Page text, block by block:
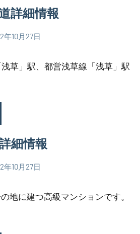
詳細情報
年10月27日
草」駅、都営浅草線「浅草」駅
細情報
年10月27日
地に建つ高級マンションです。